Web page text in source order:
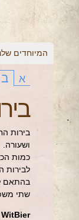
המיוחדים
א ב
בירות
ושעורה.
כמות
לבירות
בהתאם
שתי
WitBier